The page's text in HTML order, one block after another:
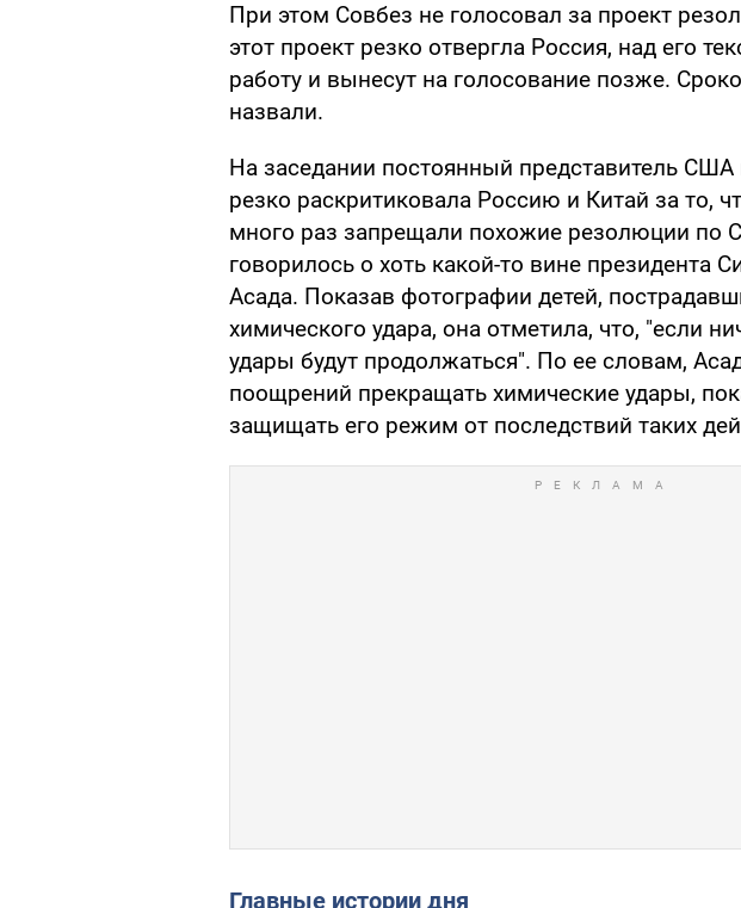
При этом Совбез не голосовал за проект
этот проект резко отвергла Россия, над его
работу и вынесут на голосование позже.
назвали.
На заседании постоянный представитель
резко раскритиковала Россию и Китай за то,
много раз запрещали похожие резолюции по
говорилось о хоть какой-то вине президента
Асада. Показав фотографии детей,
химического удара, она отметила, что, "если
удары будут продолжаться". По ее словам,
поощрений прекращать химические удары,
защищать его режим от последствий таких
Главные истории дня